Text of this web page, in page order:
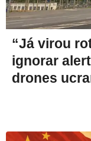
“Já virou
ignorar
drones